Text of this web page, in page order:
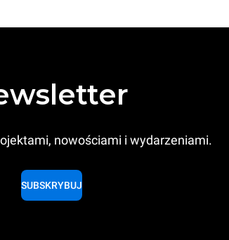
nowościami i wydarzeniami.
SUBSKRYBUJ